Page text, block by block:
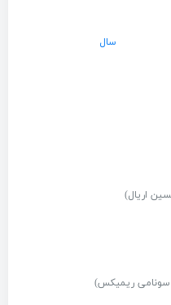
سال
اریال)
سونامی ریمیکس)